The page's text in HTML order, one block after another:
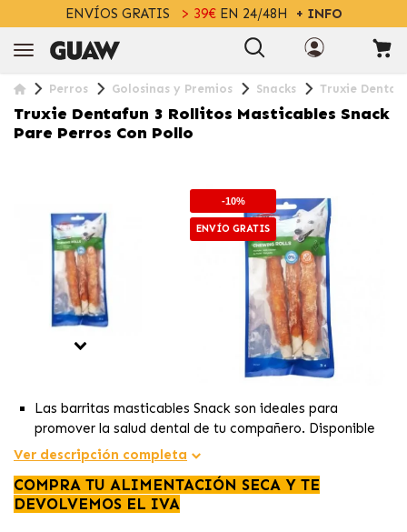
ENVÍOS GRATIS > 39€EN 24/48H + INFO
Perros Golosinas y Premios Snacks Truxie
Truxie Dentafun 3 Rollitos Masticables Snack
Pare Perros Con Pollo
-10%
ENVÍO GRATIS
Las barritas masticables Snack son ideales para
promover la salud dental de tu compañero. Disponible
en dos tamaños 17 cm (140 gr) y 28 cm (250gr)
Fabricadas con pollo 100 % natural, son la recompensa
perfecta para perros de todos los tamaños.
Su textura interior ayuda a mantener dientes y encías
Ver descripción completa
COMPRA TU ALIMENTACIÓN SECA Y TE
DEVOLVEMOS EL IVA